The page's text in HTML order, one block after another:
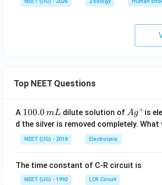
Top NEET Questions
A 1
0
0.
0
m
L
100.0 mL dilute solution ofAg
^
Ag+is
d the silver is removed completely.
NEET (UG) - 2018 Electrolysis
The time constant of C-R circuit is
NEET (UG) - 1992 LCR Circuit